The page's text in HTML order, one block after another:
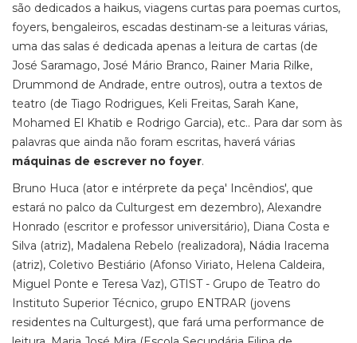
são dedicados a haikus, viagens curtas para poemas curtos,
foyers, bengaleiros, escadas destinam-se a leituras várias,
uma das salas é dedicada apenas a leitura de cartas (de
José Saramago, José Mário Branco, Rainer Maria Rilke,
Drummond de Andrade, entre outros), outra a textos de
teatro (de Tiago Rodrigues, Keli Freitas, Sarah Kane,
Mohamed El Khatib e Rodrigo Garcia), etc.. Para dar som às
palavras que ainda não foram escritas, haverá várias
máquinas de escrever no foyer.
Bruno Huca (ator e intérprete da peça' Incêndios', que
estará no palco da Culturgest em dezembro), Alexandre
Honrado (escritor e professor universitário), Diana Costa e
Silva (atriz), Madalena Rebelo (realizadora), Nádia Iracema
(atriz), Coletivo Bestiário (Afonso Viriato, Helena Caldeira,
Miguel Ponte e Teresa Vaz), GTIST - Grupo de Teatro do
Instituto Superior Técnico, grupo ENTRAR (jovens
residentes na Culturgest), que fará uma performance de